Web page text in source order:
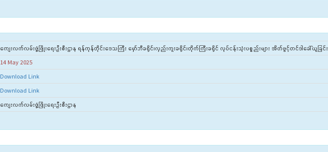
ကျေးလက်လမ်းဖွံ့ဖြိုးရေးဦးစီးဌာန ရန်ကုန်တိုင်းဒေသကြီး မှော်ဘီခရိုင်၊လှည်းကူးခရိုင်၊တိုက်ကြီးခရိုင် လုပ်ငန်းသုံးပစ္စည်းများ အိတ်ဖွင့်တင်ဒါခေါ်ယူခြင်း
14 May 2025
Download Link
Download Link
ကျေးလက်လမ်းဖွံ့ဖြိုးရေးဦးစီးဌာန